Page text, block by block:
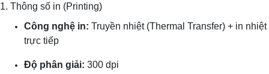
1. Thông số in (Printing)
Công nghệ in: Truyền nhiệt (Thermal Transfer) + in nhiệt
trực tiếp
Độ phân giải: 300 dpi